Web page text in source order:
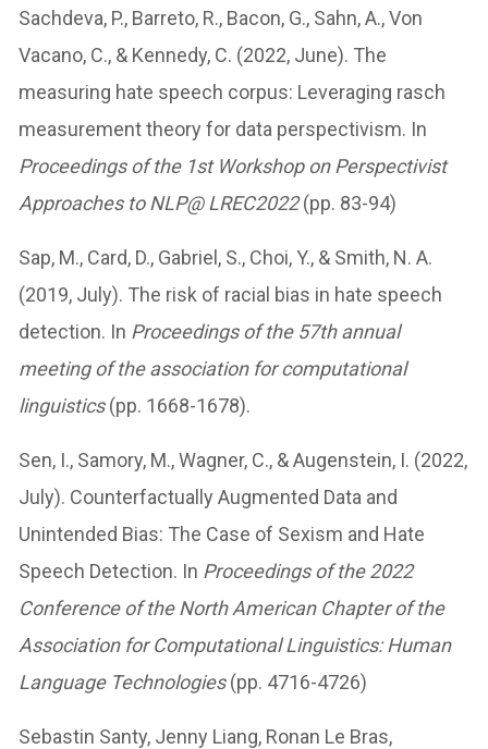
Sachdeva, P., Barreto, R., Bacon, G., Sahn, A., Von
Vacano, C., & Kennedy, C. (2022, June). The
measuring hate speech corpus: Leveraging rasch
measurement theory for data perspectivism. In
Proceedings of the 1st Workshop on Perspectivist
Approaches to NLP@ LREC2022(pp. 83-94)
Sap, M., Card, D., Gabriel, S., Choi, Y., & Smith, N. A.
(2019, July). The risk of racial bias in hate speech
detection. In Proceedings of the 57th annual
meeting of the association for computational
linguistics(pp. 1668-1678).
Sen, I., Samory, M., Wagner, C., & Augenstein, I. (2022,
July). Counterfactually Augmented Data and
Unintended Bias: The Case of Sexism and Hate
Speech Detection. In Proceedings of the 2022
Conference of the North American Chapter of the
Association for Computational Linguistics: Human
Language Technologies(pp. 4716-4726)
Sebastin Santy, Jenny Liang, Ronan Le Bras,